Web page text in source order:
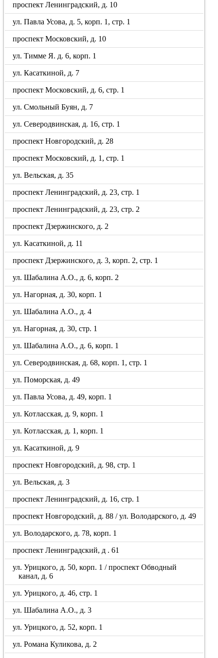
проспект Ленинградский, д. 10
ул. Павла Усова, д. 5, корп. 1, стр. 1
проспект Московский, д. 10
ул. Тимме Я. д. 6, корп. 1
ул. Касаткиной, д. 7
проспект Московский, д. 6, стр. 1
ул. Смольный Буян, д. 7
ул. Северодвинская, д. 16, стр. 1
проспект Новгородский, д. 28
проспект Московский, д. 1, стр. 1
ул. Вельская, д. 35
проспект Ленинградский, д. 23, стр. 1
проспект Ленинградский, д. 23, стр. 2
проспект Дзержинского, д. 2
ул. Касаткиной, д. 11
проспект Дзержинского, д. 3, корп. 2, стр. 1
ул. Шабалина А.О., д. 6, корп. 2
ул. Нагорная, д. 30, корп. 1
ул. Шабалина А.О., д. 4
ул. Нагорная, д. 30, стр. 1
ул. Шабалина А.О., д. 6, корп. 1
ул. Северодвинская, д. 68, корп. 1, стр. 1
ул. Поморская, д. 49
ул. Павла Усова, д. 49, корп. 1
ул. Котласская, д. 9, корп. 1
ул. Котласская, д. 1, корп. 1
ул. Касаткиной, д. 9
проспект Новгородский, д. 98, стр. 1
ул. Вельская, д. 3
проспект Ленинградский, д. 16, стр. 1
проспект Новгородский, д. 88 / ул. Володарского, д. 49
ул. Володарского, д. 78, корп. 1
проспект Ленинградский, д . 61
ул. Урицкого, д. 50, корп. 1 / проспект Обводный
канал, д. 6
ул. Урицкого, д. 46, стр. 1
ул. Шабалина А.О., д. 3
ул. Урицкого, д. 52, корп. 1
ул. Романа Куликова, д. 2